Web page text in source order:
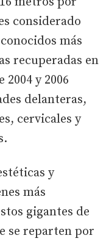
considerado
más
recuperadas en
y 2006
delanteras,
cervicales y
y
más
gigantes de
se reparten por